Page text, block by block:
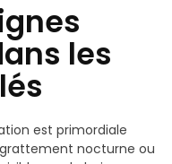
les
est primordiale
nocturne ou